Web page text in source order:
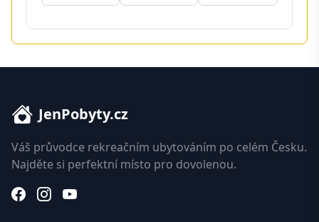
JenPobyty.cz
Váš průvodce rekreačním ubytováním po celém Česku.
Najděte si perfektní místo pro dovolenou.